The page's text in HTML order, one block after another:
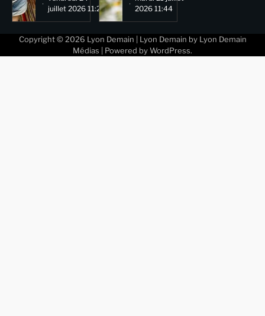
juillet 2026 11:29
2026 11:44
Copyright © 2026 Lyon Demain | Lyon Demain by Lyon Demain
Médias | Powered by WordPress.